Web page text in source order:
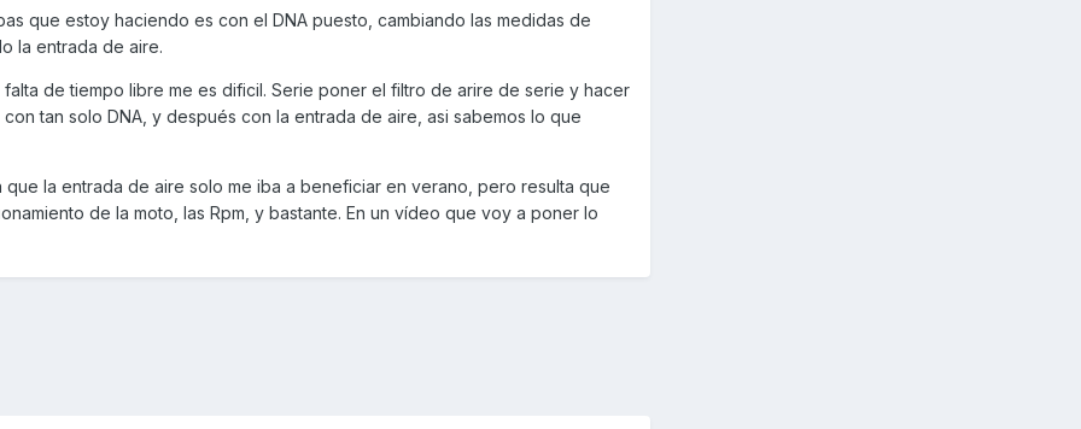
que estoy haciendo es con el DNA puesto, cambiando las medidas de
la entrada de aire.
de tiempo libre me es dificil. Serie poner el filtro de arire de serie y hacer
tan solo DNA, y después con la entrada de aire, asi sabemos lo que
la entrada de aire solo me iba a beneficiar en verano, pero resulta que
de la moto, las Rpm, y bastante. En un vídeo que voy a poner lo